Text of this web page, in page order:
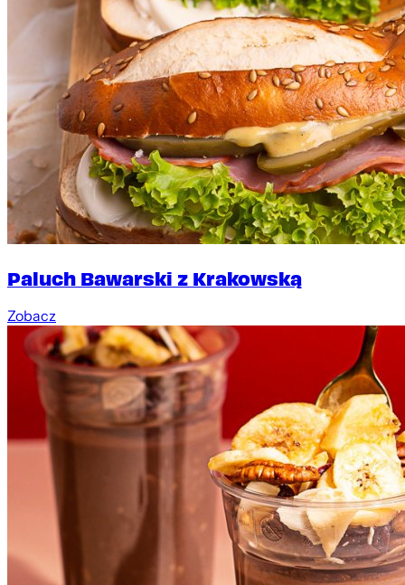
Paluch Bawarski z Krakowską
Zobacz